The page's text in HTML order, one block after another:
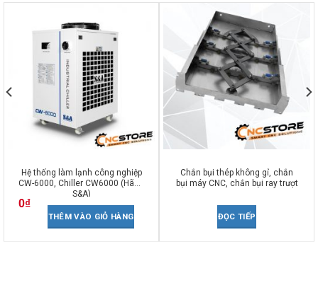
Hệ thống làm lạnh công nghiệp
CW-6000, Chiller CW6000 (Hãng
S&A)
0₫
THÊM VÀO GIỎ HÀNG
Chắn bụi thép không gỉ, chắn
bụi máy CNC, chắn bụi ray trượt
ĐỌC TIẾP